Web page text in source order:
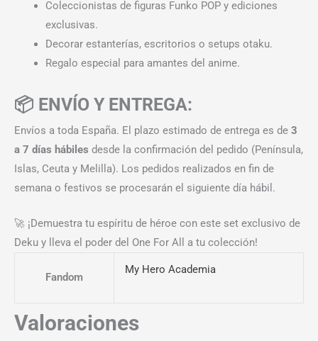
Coleccionistas de figuras Funko POP y ediciones
exclusivas.
Decorar estanterías, escritorios o setups otaku.
Regalo especial para amantes del anime.
📦 ENVÍO Y ENTREGA:
Envíos a toda España. El plazo estimado de entrega es de 3
a 7 días hábiles desde la confirmación del pedido (Península,
Islas, Ceuta y Melilla). Los pedidos realizados en fin de
semana o festivos se procesarán el siguiente día hábil.
🚀 ¡Demuestra tu espíritu de héroe con este set exclusivo de
Deku y lleva el poder del One For All a tu colección!
Fandom
My Hero Academia
Valoraciones